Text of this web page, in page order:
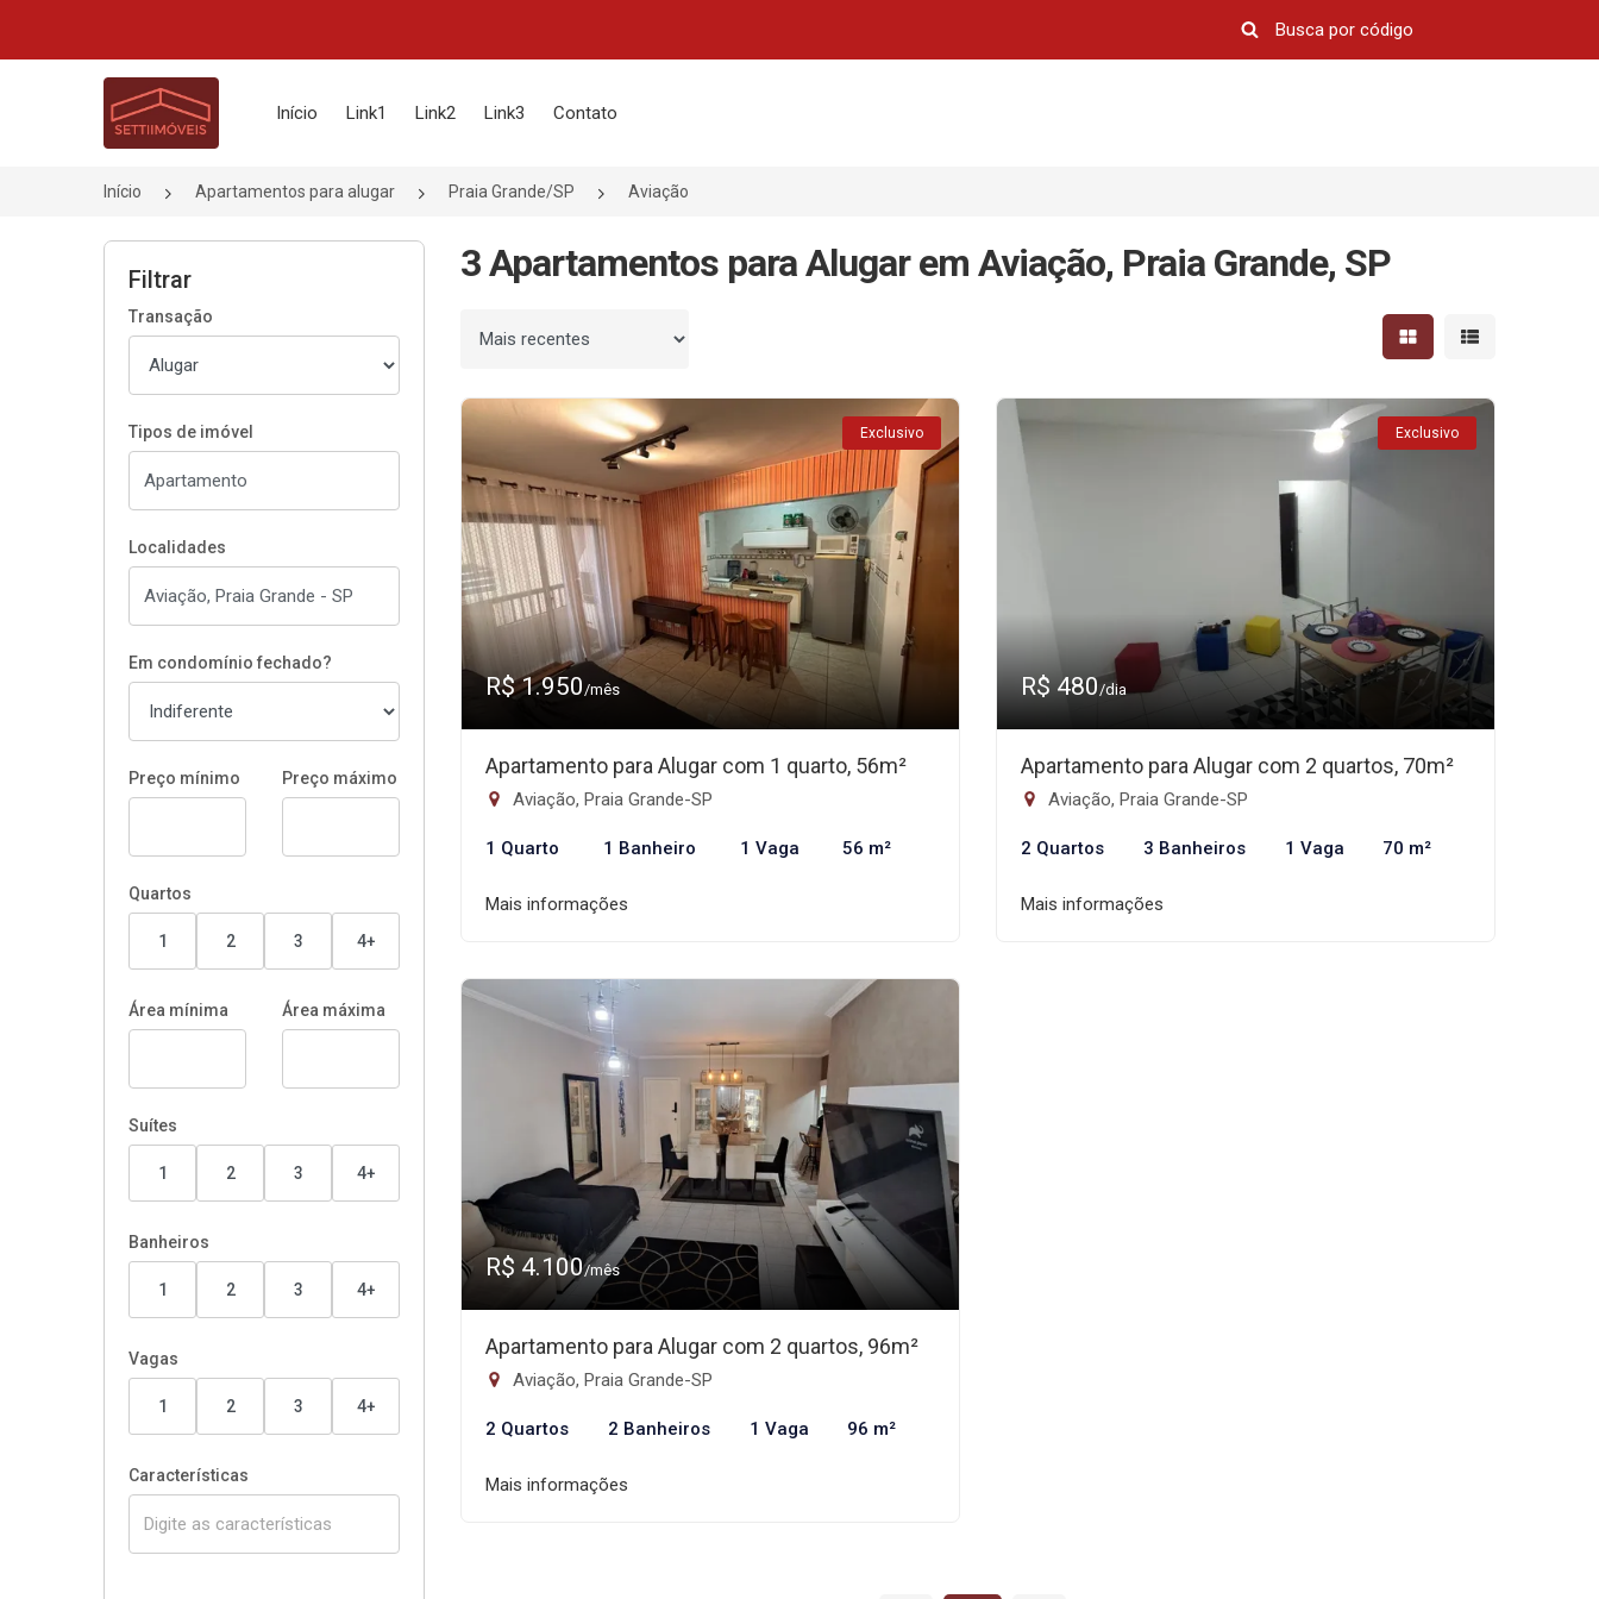
Página inicial
Início Link1 Link2 Link3 Contato
Início Apartamentos para alugar Praia Grande/SP Aviação
Filtrar
Transação
Tipos de imóvel
Localidades
Em condomínio fechado?
Preço mínimo Preço máximo
Quartos
1 2 3 4+
Área mínima Área máxima
Suítes
1 2 3 4+
Banheiros
1 2 3 4+
Vagas
1 2 3 4+
Características
3 Apartamentos para Alugar em Aviação, Praia Grande, SP
Ordenar por Mostrar resultados em
Mostrar
Exclusivo
R$ 1.950/mês
Apartamento para Alugar com 1 quarto, 56m²
Aviação, Praia Grande-SP
1 Quarto 1 Banheiro 1 Vaga 56 m²
Mais informações
Exclusivo
R$ 480/dia
Apartamento para Alugar com 2 quartos, 70m²
Aviação, Praia Grande-SP
2 Quartos 3 Banheiros 1 Vaga 70 m²
Mais informações
R$ 4.100/mês
Apartamento para Alugar com 2 quartos, 96m²
Aviação, Praia Grande-SP
2 Quartos 2 Banheiros 1 Vaga 96 m²
Mais informações